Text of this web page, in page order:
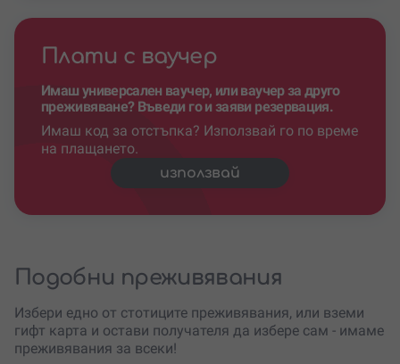
Плати с ваучер
Имаш универсален ваучер, или ваучер за друго
преживяване? Въведи го и заяви резервация.
Имаш код за отстъпка? Използвай го по време
на плащането.
използвай
Подобни преживявания
Избери едно от стотиците преживявания, или вземи
гифт карта и остави получателя да избере сам - имаме
преживявания за всеки!